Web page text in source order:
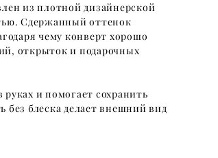
из плотной дизайнерской
Сдержанный оттенок
чему конверт хорошо
открыток и подарочных
и помогает сохранить
без блеска делает внешний вид